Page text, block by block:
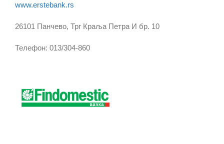
www.erstebank.rs
26101 Панчево, Трг Краља Петра И бр. 10
Телефон: 013/304-860